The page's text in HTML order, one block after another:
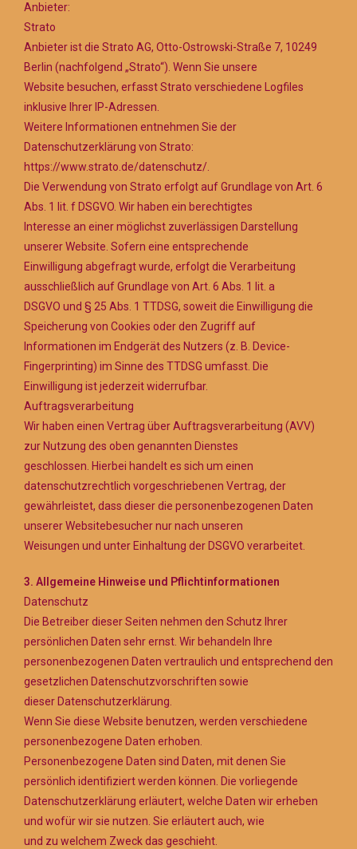
Anbieter:
Strato
Anbieter ist die Strato AG, Otto-Ostrowski-Straße 7, 10249
Berlin (nachfolgend „Strato“). Wenn Sie unsere
Website besuchen, erfasst Strato verschiedene Logfiles
inklusive Ihrer IP-Adressen.
Weitere Informationen entnehmen Sie der
Datenschutzerklärung von Strato:
https://www.strato.de/datenschutz/.
Die Verwendung von Strato erfolgt auf Grundlage von Art. 6
Abs. 1 lit. f DSGVO. Wir haben ein berechtigtes
Interesse an einer möglichst zuverlässigen Darstellung
unserer Website. Sofern eine entsprechende
Einwilligung abgefragt wurde, erfolgt die Verarbeitung
ausschließlich auf Grundlage von Art. 6 Abs. 1 lit. a
DSGVO und § 25 Abs. 1 TTDSG, soweit die Einwilligung die
Speicherung von Cookies oder den Zugriff auf
Informationen im Endgerät des Nutzers (z. B. Device-
Fingerprinting) im Sinne des TTDSG umfasst. Die
Einwilligung ist jederzeit widerrufbar.
Auftragsverarbeitung
Wir haben einen Vertrag über Auftragsverarbeitung (AVV)
zur Nutzung des oben genannten Dienstes
geschlossen. Hierbei handelt es sich um einen
datenschutzrechtlich vorgeschriebenen Vertrag, der
gewährleistet, dass dieser die personenbezogenen Daten
unserer Websitebesucher nur nach unseren
Weisungen und unter Einhaltung der DSGVO verarbeitet.
3. Allgemeine Hinweise und Pflichtinformationen
Datenschutz
Die Betreiber dieser Seiten nehmen den Schutz Ihrer
persönlichen Daten sehr ernst. Wir behandeln Ihre
personenbezogenen Daten vertraulich und entsprechend den
gesetzlichen Datenschutzvorschriften sowie
dieser Datenschutzerklärung.
Wenn Sie diese Website benutzen, werden verschiedene
personenbezogene Daten erhoben.
Personenbezogene Daten sind Daten, mit denen Sie
persönlich identifiziert werden können. Die vorliegende
Datenschutzerklärung erläutert, welche Daten wir erheben
und wofür wir sie nutzen. Sie erläutert auch, wie
und zu welchem Zweck das geschieht.